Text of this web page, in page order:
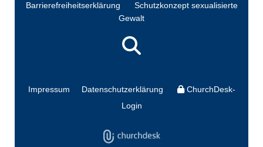
Barrierefreiheitserklärung
Schutzkonzept sexualisierte
Gewalt
Impressum Datenschutzerklärung
ChurchDesk-
Login